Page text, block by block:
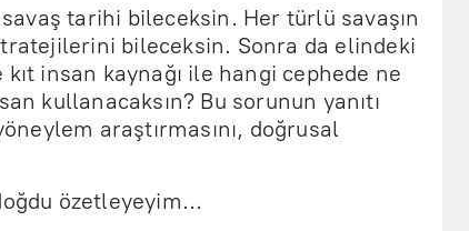
tarihi bileceksin. Her türlü savaşın
bileceksin. Sonra da elindeki
insan kaynağı ile hangi cephede ne
kullanacaksın? Bu sorunun yanıtı
araştırmasını, doğrusal
özetleyeyim…